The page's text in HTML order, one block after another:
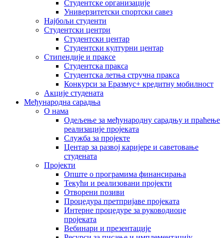
Студентске организације
Универзитетски спортски савез
Најбољи студенти
Студентски центри
Студентски центар
Студентски културни центар
Стипендије и праксе
Студентска пракса
Студентска летња стручна пракса
Конкурси за Еразмус+ кредитну мобилност
Акције студената
Међународна сарадња
О нама
Одељење за међународну сарадњу и праћење
реализације пројеката
Служба за пројекте
Центар за развој каријере и саветовање
студената
Пројекти
Опште о програмима финансирања
Текући и реализовани пројекти
Отворени позиви
Процедура претпријаве пројеката
Интерне процедуре за руководиоце
пројеката
Вебинари и презентације